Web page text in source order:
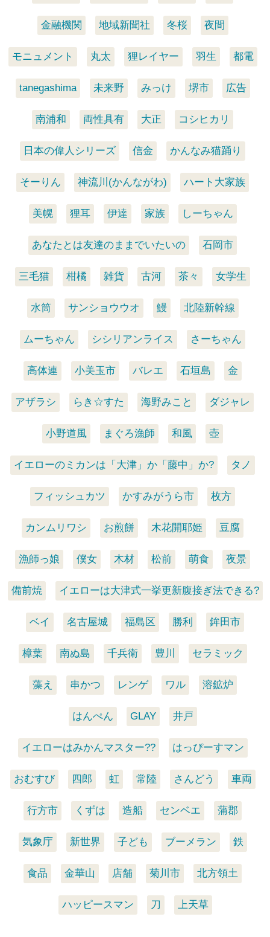
金融機関 地域新聞社 冬桜 夜間
モニュメント 丸太 狸レイヤー 羽生 都電
tanegashima 未来野 みっけ 堺市 広告
南浦和 両性具有 大正 コシヒカリ
日本の偉人シリーズ 信金 かんなみ猫踊り
そーりん 神流川(かんながわ) ハート大家族
美幌 狸耳 伊達 家族 しーちゃん
あなたとは友達のままでいたいの 石岡市
三毛猫 柑橘 雑貨 古河 茶々 女学生
水筒 サンショウウオ 鰻 北陸新幹線
ムーちゃん シシリアンライス さーちゃん
高体連 小美玉市 バレエ 石垣島 金
アザラシ らき☆すた 海野みこと ダジャレ
小野道風 まぐろ漁師 和風 壺
イエローのミカンは「大津」か「藤中」か? タノ
フィッシュカツ かすみがうら市 枚方
カンムリワシ お煎餅 木花開耶姫 豆腐
漁師っ娘 僕女 木材 松前 萌食 夜景
備前焼 イエローは大津式一挙更新腹接ぎ法できる?
ベイ 名古屋城 福島区 勝利 鉾田市
樟葉 南ぬ島 千兵衛 豊川 セラミック
藻え 串かつ レンゲ ワル 溶鉱炉
はんぺん GLAY 井戸
イエローはみかんマスター?? はっぴーすマン
おむすび 四郎 虹 常陸 さんどう 車両
行方市 くずは 造船 センベエ 蒲郡
気象庁 新世界 子ども ブーメラン 鉄
食品 金華山 店舗 菊川市 北方領土
ハッピースマン 刀 上天草